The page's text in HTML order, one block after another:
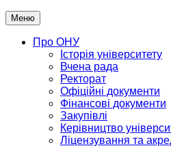
Меню
Про ОНУ
Історія університету
Вчена рада
Ректорат
Офіційні документи
Фінансові документи
Закупівлі
Керівництво
Ліцензування та